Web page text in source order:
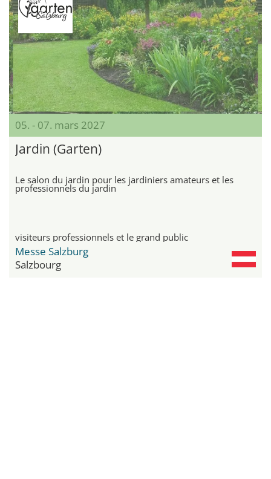
05. - 07. mars 2027
Jardin (Garten)
Le salon du jardin pour les jardiniers amateurs et les
professionnels du jardin
visiteurs professionnels et le grand public
Messe Salzburg
Salzbourg